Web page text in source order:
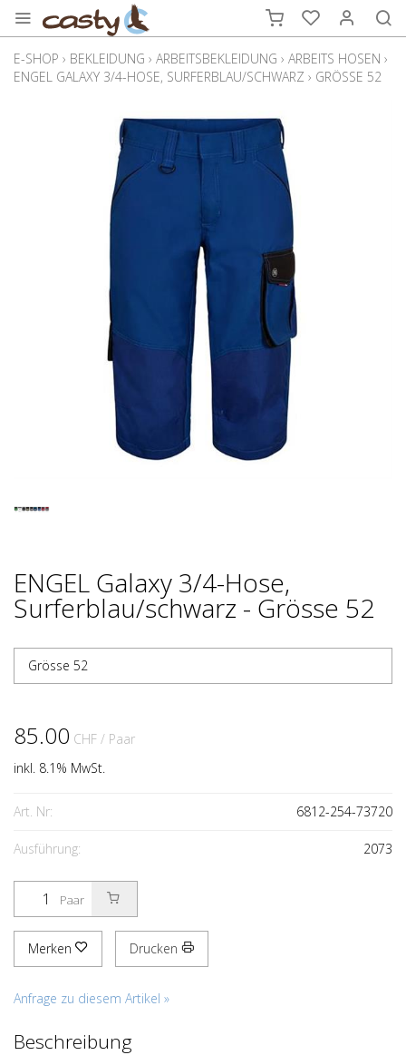
E-SHOP › BEKLEIDUNG › ARBEITSBEKLEIDUNG › ARBEITS HOSEN ›
ENGEL GALAXY 3/4-HOSE, SURFERBLAU/SCHWARZ › GRÖSSE 52
ENGEL Galaxy 3/4-Hose,
Surferblau/schwarz - Grösse 52
Grösse 52
85.00 CHF / Paar
inkl. 8.1% MwSt.
Art. Nr: 6812-254-73720
Ausführung: 2073
Paar
Merken Drucken
Anfrage zu diesem Artikel »
Beschreibung